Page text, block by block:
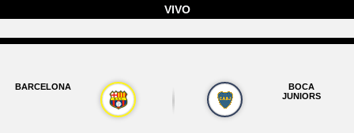
VIVO
BARCELONA
BOCA
JUNIORS